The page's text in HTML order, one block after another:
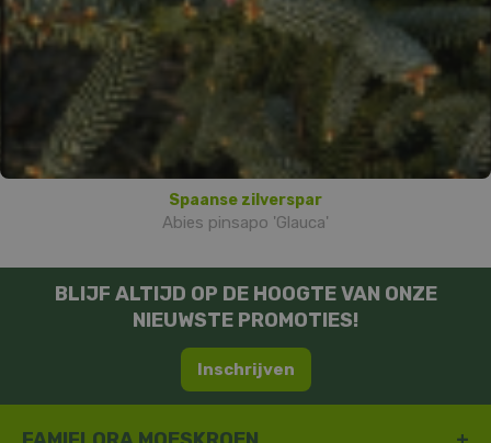
Spaanse zilverspar
Abies pinsapo 'Glauca'
BLIJF ALTIJD OP DE HOOGTE VAN ONZE
NIEUWSTE PROMOTIES!
Inschrijven